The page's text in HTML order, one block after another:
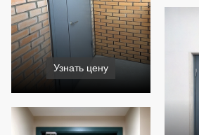
Узнать цену